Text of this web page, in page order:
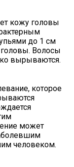
кожу головы
до 1 см
Волосы
вырываются.
которое
может
человеком.